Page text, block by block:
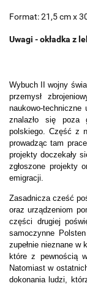
Format: 21,5 cm x
Uwagi - okładka z
Wybuch II wojny
przemysł
naukowo-techniczne
znalazło się poza
polskiego. Część z
prowadząc tam
projekty doczekały
zgłoszone projekty
emigracji.
Zasadnicza cześć
oraz urządzeniom
części drugiej
samoczynne
zupełnie nieznane w
które z pewnością
Natomiast w
dokonania ludzi,